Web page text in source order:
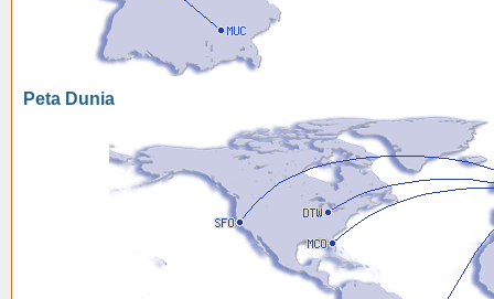
Peta Dunia